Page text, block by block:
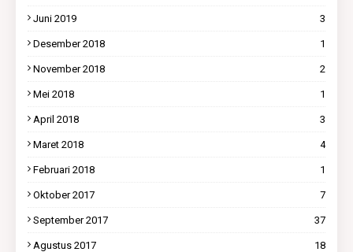
Juni 2019 3
Desember 2018 1
November 2018 2
Mei 2018 1
April 2018 3
Maret 2018 4
Februari 2018 1
Oktober 2017 7
September 2017 37
Agustus 2017 18